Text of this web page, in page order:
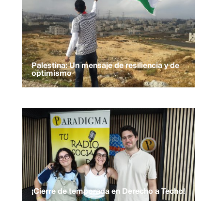
Palestina: Un mensaje de resiliencia y de
optimismo
¡Cierre de temporada en Derecho a Techo!